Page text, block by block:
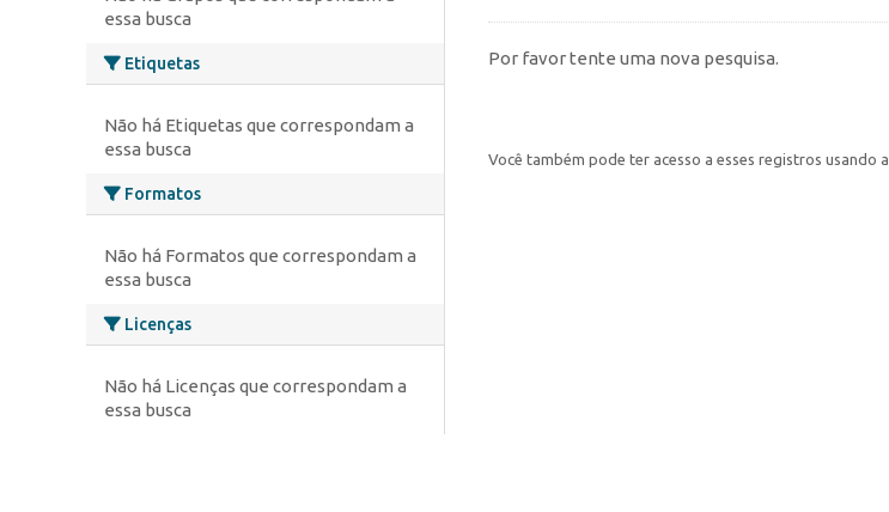
essa busca
Etiquetas
Não há Etiquetas que correspondam a
essa busca
Formatos
Não há Formatos que correspondam a
essa busca
Licenças
Não há Licenças que correspondam a
essa busca
Por favor tente uma nova pesquisa.
Você também pode ter acesso a esses registros usando a